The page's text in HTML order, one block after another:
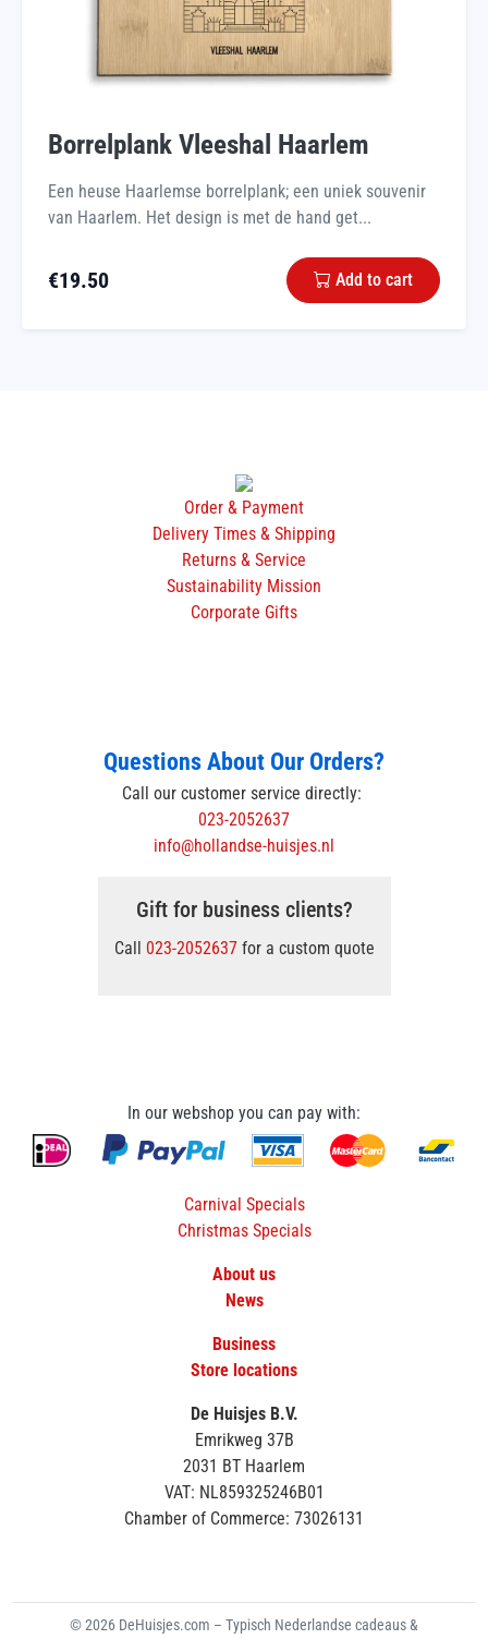
Borrelplank Vleeshal Haarlem
Een heuse Haarlemse borrelplank; een uniek souvenir
van Haarlem. Het design is met de hand get...
€19.50 Add to cart
Order & Payment
Delivery Times & Shipping
Returns & Service
Sustainability Mission
Corporate Gifts
Questions About Our Orders?
Call our customer service directly:
023-2052637
info@hollandse-huisjes.nl
Gift for business clients?
Call 023-2052637for a custom quote
In our webshop you can pay with:
Carnival Specials
Christmas Specials
About us
News
Business
Store locations
De Huisjes B.V.
Emrikweg 37B
2031 BT Haarlem
VAT: NL859325246B01
Chamber of Commerce: 73026131
© 2026 DeHuisjes.com – Typisch Nederlandse cadeaus &